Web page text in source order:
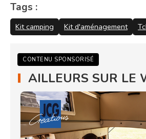
Tags :
Kit camping Kit d'aménagement
CONTENU SPONSORISÉ
AILLEURS SUR LE